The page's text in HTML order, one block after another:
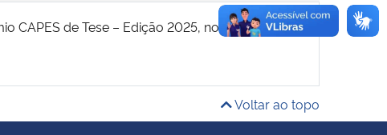
CAPES de Tese – Edição 2025, no período de 14
Voltar ao topo